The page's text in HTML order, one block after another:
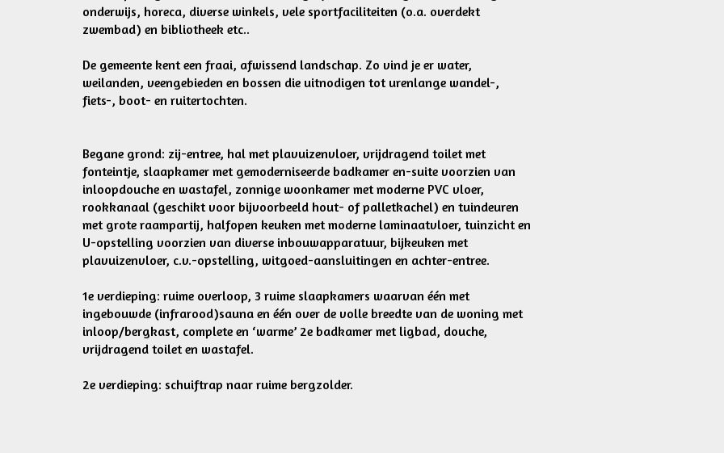
onderwijs, horeca, diverse winkels, vele sportfaciliteiten (o.a. overdekt
zwembad) en bibliotheek etc..
De gemeente kent een fraai, afwissend landschap. Zo vind je er water,
weilanden, veengebieden en bossen die uitnodigen tot urenlange wandel-,
fiets-, boot- en ruitertochten.
Begane grond: zij-entree, hal met plavuizenvloer, vrijdragend toilet met
fonteintje, slaapkamer met gemoderniseerde badkamer en-suite voorzien van
inloopdouche en wastafel, zonnige woonkamer met moderne PVC vloer,
rookkanaal (geschikt voor bijvoorbeeld hout- of palletkachel) en tuindeuren
met grote raampartij, halfopen keuken met moderne laminaatvloer, tuinzicht en
U-opstelling voorzien van diverse inbouwapparatuur, bijkeuken met
plavuizenvloer, c.v.-opstelling, witgoed-aansluitingen en achter-entree.
1e verdieping: ruime overloop, 3 ruime slaapkamers waarvan één met
ingebouwde (infrarood)sauna en één over de volle breedte van de woning met
inloop/bergkast, complete en ‘warme’ 2e badkamer met ligbad, douche,
vrijdragend toilet en wastafel.
2e verdieping: schuiftrap naar ruime bergzolder.